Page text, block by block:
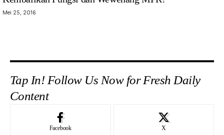
Mei 25, 2016
Tap In! Follow Us Now for Fresh Daily
Content
Facebook X